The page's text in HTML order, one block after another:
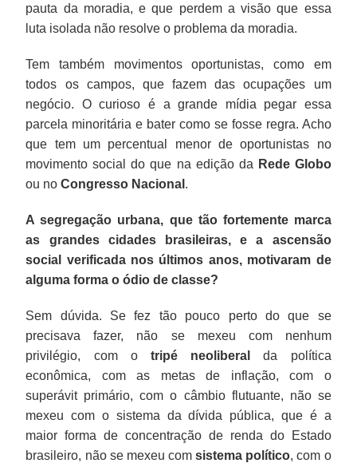
pauta da moradia, e que perdem a visão que essa
luta isolada não resolve o problema da moradia.
Tem também movimentos oportunistas, como em
todos os campos, que fazem das ocupações um
negócio. O curioso é a grande mídia pegar essa
parcela minoritária e bater como se fosse regra. Acho
que tem um percentual menor de oportunistas no
movimento social do que na edição da Rede Globo
ou noCongresso Nacional .
A segregação urbana, que tão fortemente marca
as grandes cidades brasileiras, e a ascensão
social verificada nos últimos anos, motivaram de
alguma forma o ódio de classe?
Sem dúvida. Se fez tão pouco perto do que se
precisava fazer, não se mexeu com nenhum
privilégio, com otripé neoliberal
da política
econômica, com as metas de inflação, com o
superávit primário, com o câmbio flutuante, não se
mexeu com o sistema da dívida pública, que é a
maior forma de concentração de renda do Estado
brasileiro, não se mexeu comsistema político, com o